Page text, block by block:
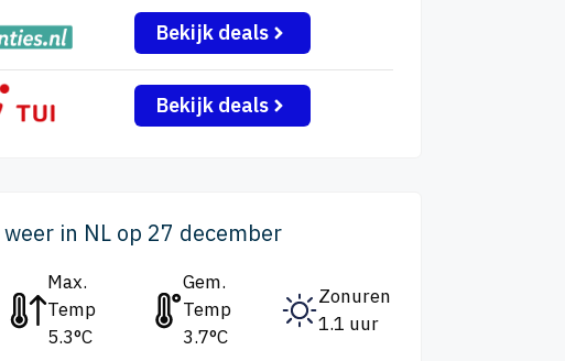
Bekijk deals
Bekijk deals
in NL op 27 december
Max.
Temp
5.3°C
Gem.
Temp
3.7°C
Zonuren
1.1 uur